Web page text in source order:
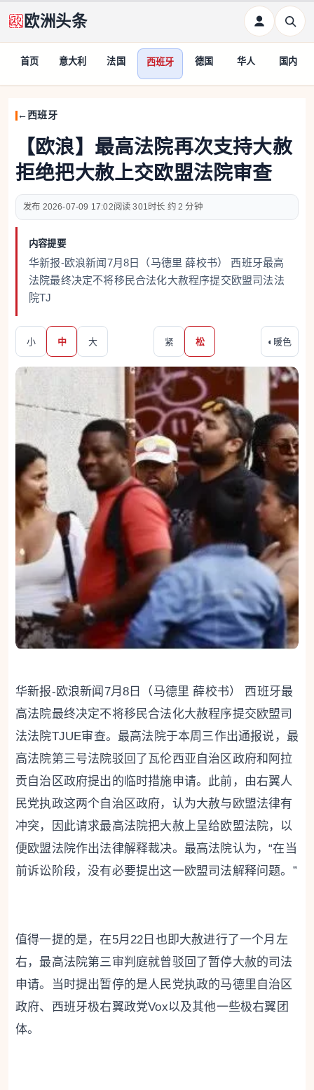
欧洲头条
首页 意大利 法国 西班牙 德国 华人 国内
西班牙
【欧浪】最高法院再次支持大赦
拒绝把大赦上交欧盟法院审查
2026-07-09 17:02 301 约 2 分钟
内容提要
华新报-欧浪新闻7月8日（马德里 薛校书） 西班牙最高
法院最终决定不将移民合法化大赦程序提交欧盟司法法
院TJ
小 中 大 紧 松 ◐ 暖色
华新报-欧浪新闻7月8日（马德里 薛校书） 西班牙最
高法院最终决定不将移民合法化大赦程序提交欧盟司
法法院TJUE审查。最高法院于本周三作出通报说，最
高法院第三号法院驳回了瓦伦西亚自治区政府和阿拉
贡自治区政府提出的临时措施申请。此前，由右翼人
民党执政这两个自治区政府，认为大赦与欧盟法律有
冲突，因此请求最高法院把大赦上呈给欧盟法院，以
便欧盟法院作出法律解释裁决。最高法院认为，“在当
前诉讼阶段，没有必要提出这一欧盟司法解释问题。”
值得一提的是，在5月22日也即大赦进行了一个月左
右，最高法院第三审判庭就曾驳回了暂停大赦的司法
申请。当时提出暂停的是人民党执政的马德里自治区
政府、西班牙极右翼政党Vox以及其他一些极右翼团
体。